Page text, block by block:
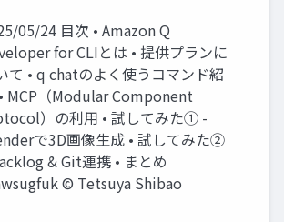
05/24 目次 • Amazon Q
for CLIとは • 提供プランに
て • q chatのよく使うコマンド紹
MCP（Modular Component
）の利用 • 試してみた① -
で3D画像生成 • 試してみた②
& Git連携 • まとめ
© Tetsuya Shibao